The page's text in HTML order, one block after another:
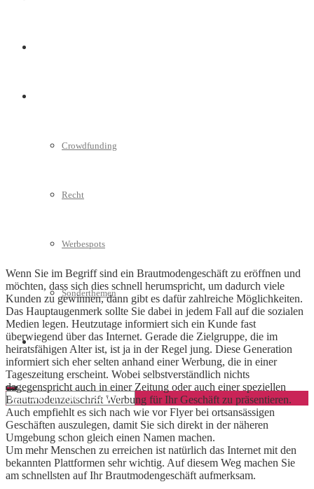
Crowdfunding
Recht
Werbespots
Sonderthemen
Geschäftskonto eröffnen
Wenn Sie im Begriff sind ein Brautmodengeschäft zu eröffnen und
möchten, dass sich dies schnell herumspricht, um dadurch viele
Kunden zu gewinnen, dann gibt es dafür zahlreiche Möglichkeiten.
Das Hauptaugenmerk sollte Sie dabei in jedem Fall auf die sozialen
Medien legen. Heutzutage informiert sich ein Kunde fast
überwiegend über das Internet. Gerade die Zielgruppe, die im
heiratsfähigen Alter ist, ist ja in der Regel jung. Diese Generation
informiert sich eher selten anhand einer Werbung, die in einer
Tageszeitung erscheint. Wobei selbstverständlich nichts
dagegenspricht auch in einer Zeitung oder auch einer speziellen
Brautmodenzeitschrift Werbung für Ihr Geschäft zu präsentieren.
Auch empfiehlt es sich nach wie vor Flyer bei ortsansässigen
Geschäften auszulegen, damit Sie sich direkt in der näheren
Umgebung schon gleich einen Namen machen.
Um mehr Menschen zu erreichen ist natürlich das Internet mit den
bekannten Plattformen sehr wichtig. Auf diesem Weg machen Sie
am schnellsten auf Ihr Brautmodengeschäft aufmerksam.